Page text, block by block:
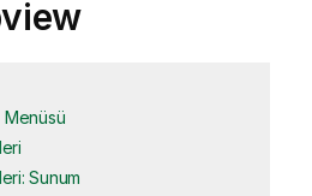
Menüsü
Sunum